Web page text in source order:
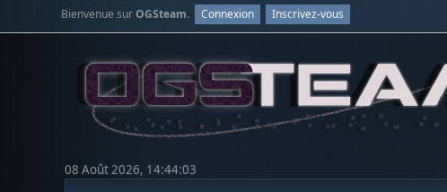
Bienvenue surOGSteam. Connexion Inscrivez-vous
08 Août 2026, 14:44:03